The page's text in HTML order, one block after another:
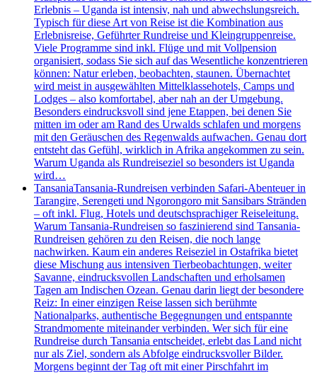
Erlebnis – Uganda ist intensiv, nah und abwechslungsreich.
Typisch für diese Art von Reise ist die Kombination aus
Erlebnisreise, Geführter Rundreise und Kleingruppenreise.
Viele Programme sind inkl. Flüge und mit Vollpension
organisiert, sodass Sie sich auf das Wesentliche konzentrieren
können: Natur erleben, beobachten, staunen. Übernachtet
wird meist in ausgewählten Mittelklassehotels, Camps und
Lodges – also komfortabel, aber nah an der Umgebung.
Besonders eindrucksvoll sind jene Etappen, bei denen Sie
mitten im oder am Rand des Urwalds schlafen und morgens
mit den Geräuschen des Regenwalds aufwachen. Genau dort
entsteht das Gefühl, wirklich in Afrika angekommen zu sein.
Warum Uganda als Rundreiseziel so besonders ist Uganda
wird…
TansaniaTansania-Rundreisen verbinden Safari-Abenteuer in
Tarangire, Serengeti und Ngorongoro mit Sansibars Stränden
– oft inkl. Flug, Hotels und deutschsprachiger Reiseleitung.
Warum Tansania-Rundreisen so faszinierend sind Tansania-
Rundreisen gehören zu den Reisen, die noch lange
nachwirken. Kaum ein anderes Reiseziel in Ostafrika bietet
diese Mischung aus intensiven Tierbeobachtungen, weiter
Savanne, eindrucksvollen Landschaften und erholsamen
Tagen am Indischen Ozean. Genau darin liegt der besondere
Reiz: In einer einzigen Reise lassen sich berühmte
Nationalparks, authentische Begegnungen und entspannte
Strandmomente miteinander verbinden. Wer sich für eine
Rundreise durch Tansania entscheidet, erlebt das Land nicht
nur als Ziel, sondern als Abfolge eindrucksvoller Bilder.
Morgens beginnt der Tag oft mit einer Pirschfahrt im